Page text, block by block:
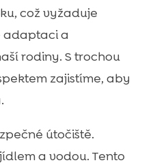
což vyžaduje
adaptaci a
rodiny. S trochou
zajistíme, aby
útočiště.
a vodou. Tento